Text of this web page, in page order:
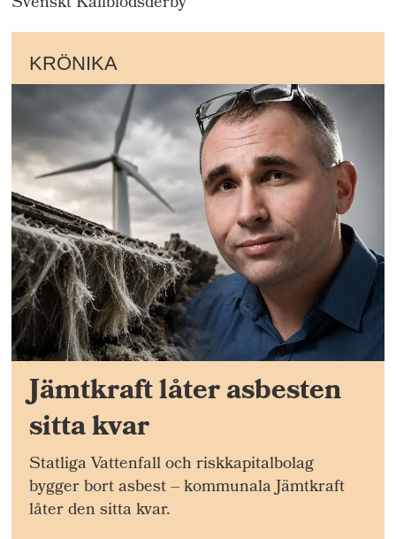
KRÖNIKA
Jämtkraft låter asbesten
sitta kvar
Statliga Vattenfall och riskkapitalbolag
bygger bort asbest – kommunala Jämtkraft
låter den sitta kvar.